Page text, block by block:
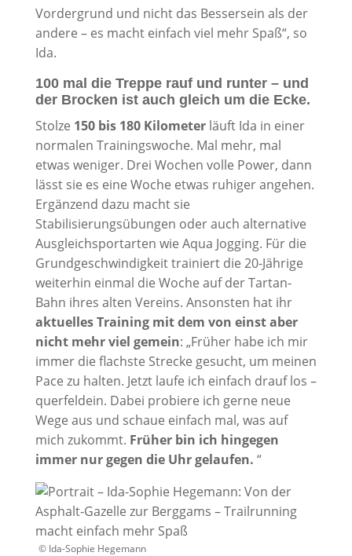
Vordergrund und nicht das Bessersein als der
andere – es macht einfach viel mehr Spaß“, so
Ida.
100 mal die Treppe rauf und runter – und
der Brocken ist auch gleich um die Ecke.
Stolze 150 bis 180 Kilometerläuft Ida in einer
normalen Trainingswoche. Mal mehr, mal
etwas weniger. Drei Wochen volle Power, dann
lässt sie es eine Woche etwas ruhiger angehen.
Ergänzend dazu macht sie
Stabilisierungsübungen oder auch alternative
Ausgleichsportarten wie Aqua Jogging. Für die
Grundgeschwindigkeit trainiert die 20-Jährige
weiterhin einmal die Woche auf der Tartan-
Bahn ihres alten Vereins. Ansonsten hat ihr
aktuelles Training mit dem von einst aber
nicht mehr viel gemein: „Früher habe ich mir
immer die flachste Strecke gesucht, um meinen
Pace zu halten. Jetzt laufe ich einfach drauf los –
querfeldein. Dabei probiere ich gerne neue
Wege aus und schaue einfach mal, was auf
mich zukommt. Früher bin ich hingegen
immer nur gegen die Uhr gelaufen. “
© Ida-Sophie Hegemann